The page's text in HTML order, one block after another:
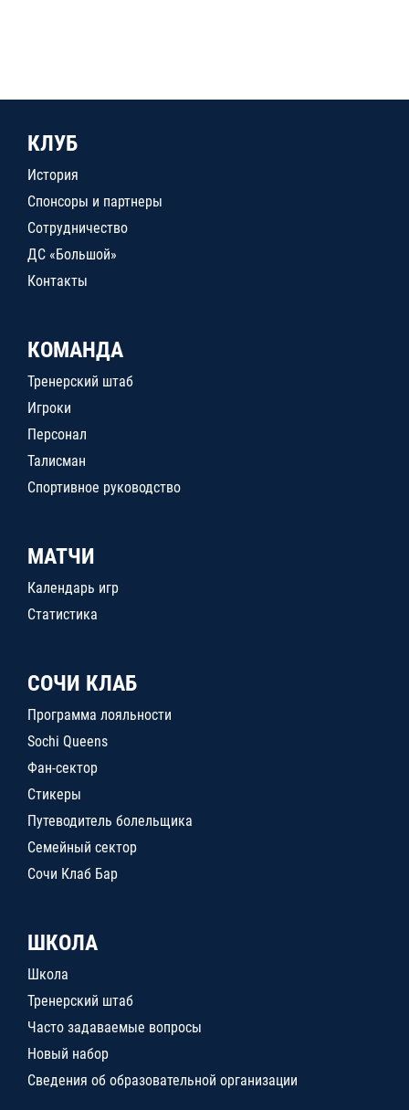
КЛУБ
История
Спонсоры и партнеры
Сотрудничество
ДС «Большой»
Контакты
КОМАНДА
Тренерский штаб
Игроки
Персонал
Талисман
Спортивное руководство
МАТЧИ
Календарь игр
Статистика
СОЧИ КЛАБ
Программа лояльности
Sochi Queens
Фан-сектор
Стикеры
Путеводитель болельщика
Семейный сектор
Сочи Клаб Бар
ШКОЛА
Школа
Тренерский штаб
Часто задаваемые вопросы
Новый набор
Сведения об образовательной организации